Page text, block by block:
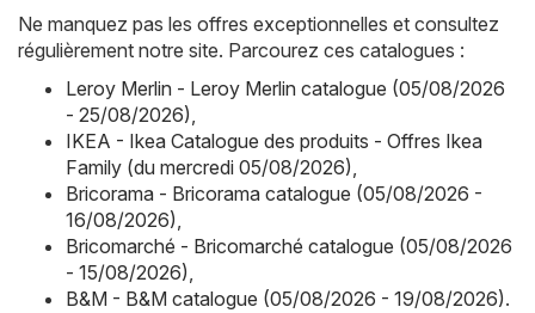
Ne manquez pas les offres exceptionnelles et consultez
régulièrement notre site. Parcourez ces catalogues :
Leroy Merlin - Leroy Merlin catalogue (05/08/2026
- 25/08/2026),
IKEA - Ikea Catalogue des produits - Offres Ikea
Family (du mercredi 05/08/2026),
Bricorama - Bricorama catalogue (05/08/2026 -
16/08/2026),
Bricomarché - Bricomarché catalogue (05/08/2026
- 15/08/2026),
B&M - B&M catalogue (05/08/2026 - 19/08/2026).